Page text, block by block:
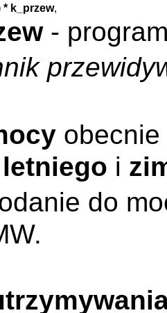
* k_przew,
-
letniego i
do